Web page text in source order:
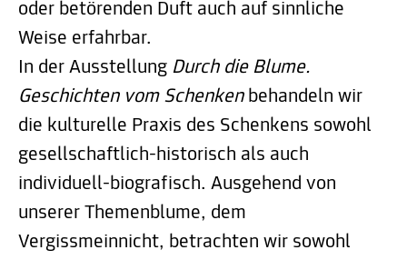
oder betörenden Duft auch auf sinnliche
Weise erfahrbar.
In der Ausstellung Durch die Blume.
Geschichten vom Schenkenbehandeln wir
die kulturelle Praxis des Schenkens sowohl
gesellschaftlich-historisch als auch
individuell-biografisch. Ausgehend von
unserer Themenblume, dem
Vergissmeinnicht, betrachten wir sowohl